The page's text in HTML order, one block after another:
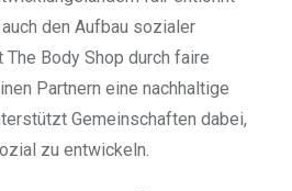
den Aufbau sozialer
The Body Shop durch faire
Partnern eine nachhaltige
Gemeinschaften dabei,
zu entwickeln.